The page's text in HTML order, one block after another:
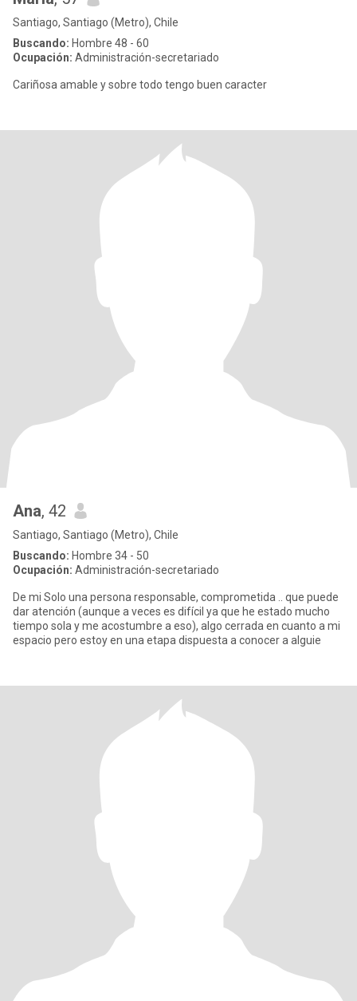
Santiago, Santiago (Metro), Chile
Buscando: Hombre 48 - 60
Ocupación: Administración-secretariado
Cariñosa amable y sobre todo tengo buen caracter
Ana, 42
Santiago, Santiago (Metro), Chile
Buscando: Hombre 34 - 50
Ocupación: Administración-secretariado
De mi Solo una persona responsable, comprometida .. que puede
dar atención (aunque a veces es difícil ya que he estado mucho
tiempo sola y me acostumbre a eso), algo cerrada en cuanto a mi
espacio pero estoy en una etapa dispuesta a conocer a alguie